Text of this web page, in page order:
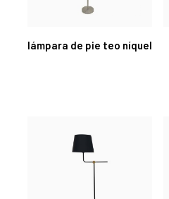
lámpara de pie teo níquel